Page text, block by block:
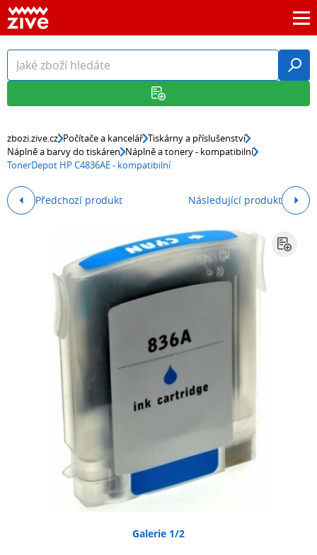
zbozi.zive.cz Počítače a kancelář Tiskárny a příslušenství
Náplně a barvy do tiskáren Náplně a tonery - kompatibilní
TonerDepot HP C4836AE - kompatibilní
Předchozí produkt Následující produkt
Galerie 1/2